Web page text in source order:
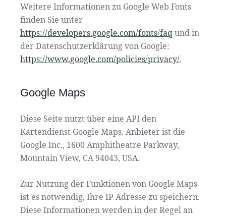
Weitere Informationen zu Google Web Fonts
finden Sie unter
https://developers.google.com/fonts/faqund in
der Datenschutzerklärung von Google:
https://www.google.com/policies/privacy/.
Google Maps
Diese Seite nutzt über eine API den
Kartendienst Google Maps. Anbieter ist die
Google Inc., 1600 Amphitheatre Parkway,
Mountain View, CA 94043, USA.
Zur Nutzung der Funktionen von Google Maps
ist es notwendig, Ihre IP Adresse zu speichern.
Diese Informationen werden in der Regel an